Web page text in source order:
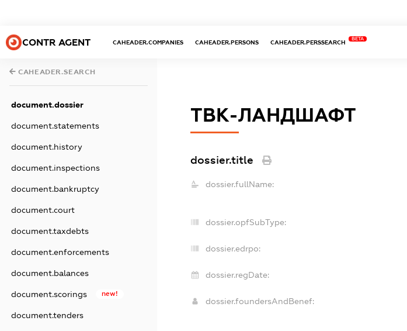
CONTR AGENT CAHEADER.COMPANIES CAHEADER.PERSONS CAHEADER.PERSSEARCH
BETA
CAHEADER.SEARCH
document.dossier
document.statements
document.history
document.inspections
document.bankruptcy
document.court
document.taxdebts
document.enforcements
document.balances
document.scorings new!
document.tenders
ТВК-ЛАНДШАФТ
dossier.title
dossier.fullName:
dossier.opfSubType:
dossier.edrpo:
dossier.regDate:
dossier.foundersAndBenef: